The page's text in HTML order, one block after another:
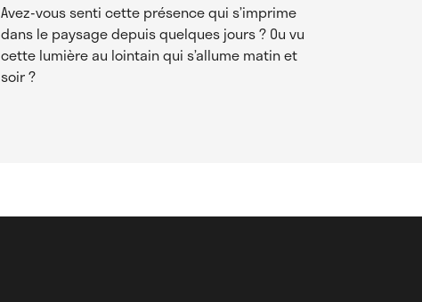
Avez-vous senti cette présence qui s’imprime
dans le paysage depuis quelques jours ? Ou vu
cette lumière au lointain qui s’allume matin et
soir ?